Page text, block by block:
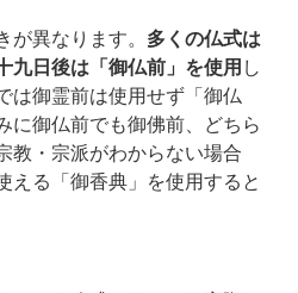
が異なります。 多くの仏式は
九日後は「御仏前」を使用 し
は御霊前は使用せず「御仏
に御仏前でも御佛前、どちら
教・宗派がわからない場合
える「御香典」を使用すると